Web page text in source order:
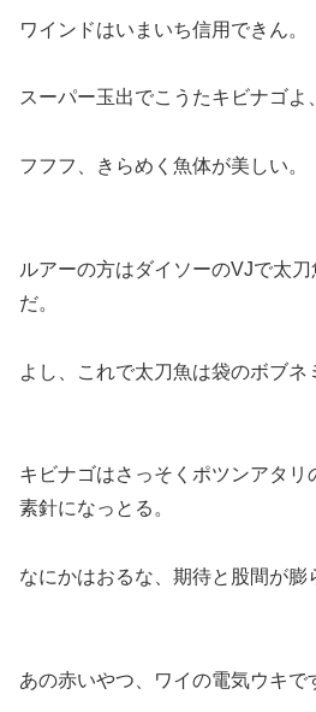
ワインドはいまいち信用できん。
スーパー玉出でこうたキビナゴよ
フフフ、きらめく魚体が美しい。
ルアーの方はダイソーのVJで太
だ。
よし、これで太刀魚は袋のボブネ
キビナゴはさっそくポツンアタリ
素針になっとる。
なにかはおるな、期待と股間が膨
あの赤いやつ、ワイの電気ウキで